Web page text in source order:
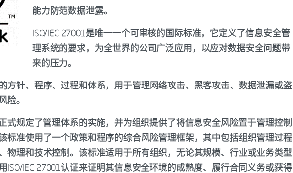
能力防范数据泄露。
ISO/IEC 27001是唯一一个可审核的国际标准，它定义了信息安全管
理系统的要求，为全世界的公司广泛应用，以应对数据安全问题带
来的压力。
方针、程序、过程和体系，用于管理网络攻击、黑客攻击、数据泄漏或盗
险。
正式规定了管理体系的实施，并为组织提供了将信息安全风险置于管理控制
标准使用了一个政策和程序的综合风险管理框架，其中包括组织管理过程
物理和技术控制。该标准适用于所有组织，无论其规模、行业或业务类型
ISO/IEC 27001认证来证明其信息安全环境的成熟度、履行合同义务或获得